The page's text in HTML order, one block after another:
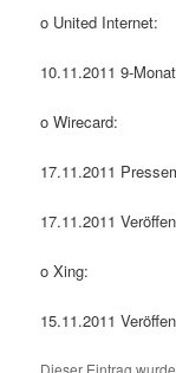
o United Internet:
10.11.2011 9-
o Wirecard:
17.11.2011
17.11.2011
o Xing:
15.11.2011
Dieser Eintrag